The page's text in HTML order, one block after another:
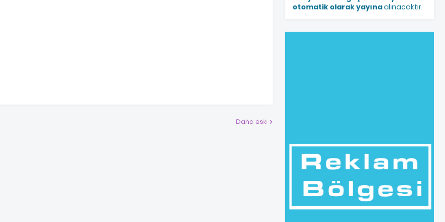
Daha eski
otomatik olarak yayınaalınacaktır.